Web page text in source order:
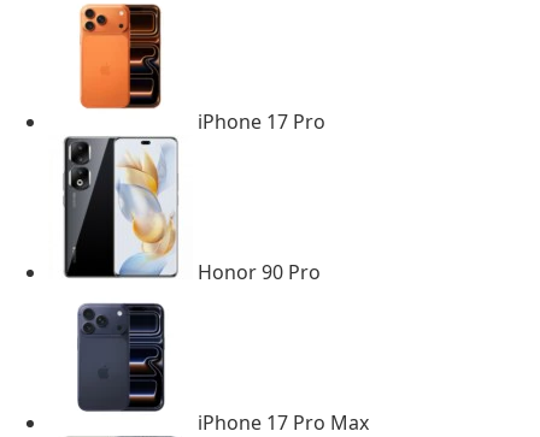
iPhone 17 Pro
Honor 90 Pro
iPhone 17 Pro Max